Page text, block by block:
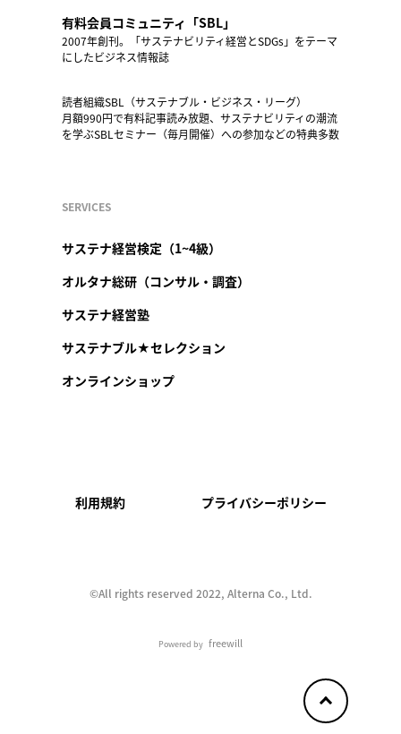
有料会員コミュニティ「SBL」
2007年創刊。「サステナビリティ経営とSDGs」をテーマ
にしたビジネス情報誌
読者組織SBL（サステナブル・ビジネス・リーグ）
月額990円で有料記事読み放題、サステナビリティの潮流
を学ぶSBLセミナー（毎月開催）への参加などの特典多数
SERVICES
サステナ経営検定（1~4級）
オルタナ総研（コンサル・調査）
サステナ経営塾
サステナブル★セレクション
オンラインショップ
利用規約 プライバシーポリシー
©︎All rights reserved 2022, Alterna Co., Ltd.
Powered by freewill